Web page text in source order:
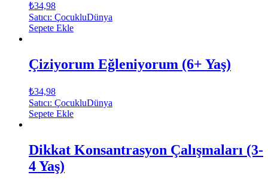
₺34,98
Satıcı: ÇocukluDünya
Sepete Ekle
Çiziyorum Eğleniyorum (6+ Yaş)
₺34,98
Satıcı: ÇocukluDünya
Sepete Ekle
Dikkat Konsantrasyon Çalışmaları (3-
4 Yaş)